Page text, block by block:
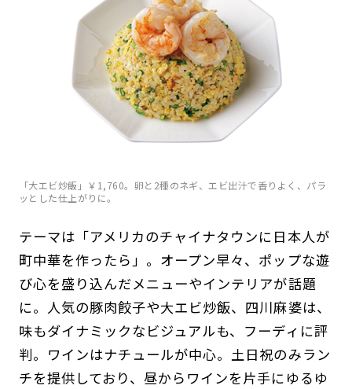
「大エビ炒飯」￥1,760。卵と2種のネギ、エビ出汁で香りよく、パラ
ッとした仕上がりに。
テーマは「アメリカのチャイナタウンに日本人が
町中華を作ったら」。オープン早々、ポップな遊
び心を盛り込んだメニューやインテリアが話題
に。人気の豚肉餃子や大エビ炒飯、四川麻婆は、
味もダイナミックなビジュアルも、フーディに評
判。ワインはナチュールが中心。土日祝のみラン
チを提供しており、昼からワインを片手にゆるゆ